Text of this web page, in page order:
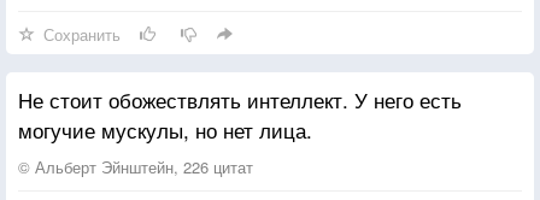
давно бы вымерло.
Сохранить
Не стоит обожествлять интеллект. У него есть
могучие мускулы, но нет лица.
© Альберт Эйнштейн, 226 цитат